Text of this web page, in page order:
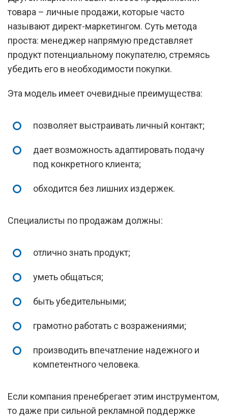
товара – личные продажи, которые часто
называют директ-маркетингом. Суть метода
проста: менеджер напрямую представляет
продукт потенциальному покупателю, стремясь
убедить его в необходимости покупки.
Эта модель имеет очевидные преимущества:
позволяет выстраивать личный контакт;
дает возможность адаптировать подачу
под конкретного клиента;
обходится без лишних издержек.
Специалисты по продажам должны:
отлично знать продукт;
уметь общаться;
быть убедительными;
грамотно работать с возражениями;
производить впечатление надежного и
компетентного человека.
Если компания пренебрегает этим инструментом,
то даже при сильной рекламной поддержке